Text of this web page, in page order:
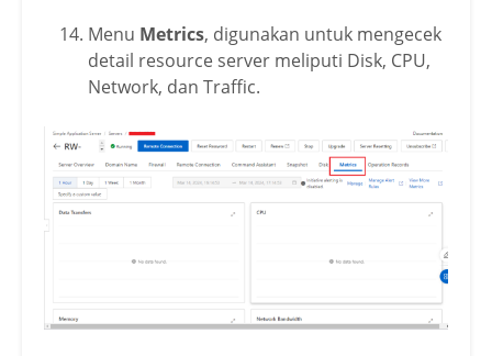
Menu Metrics, digunakan untuk mengecek
detail resource server meliputi Disk, CPU,
Network, dan Traffic.